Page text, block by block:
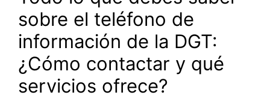
sobre el teléfono de
información de la DGT:
¿Cómo contactar y qué
servicios ofrece?